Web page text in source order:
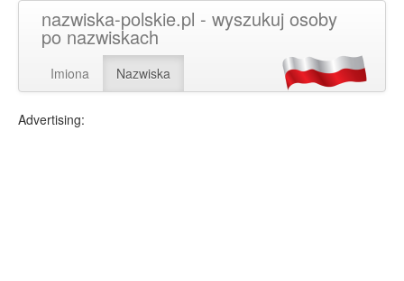
nazwiska-polskie.pl - wyszukuj osoby
po nazwiskach
Imiona Nazwiska
Advertising: